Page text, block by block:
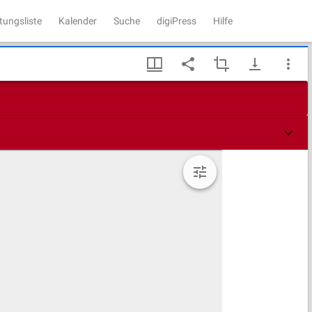
Kalender Suche digiPress Hilfe